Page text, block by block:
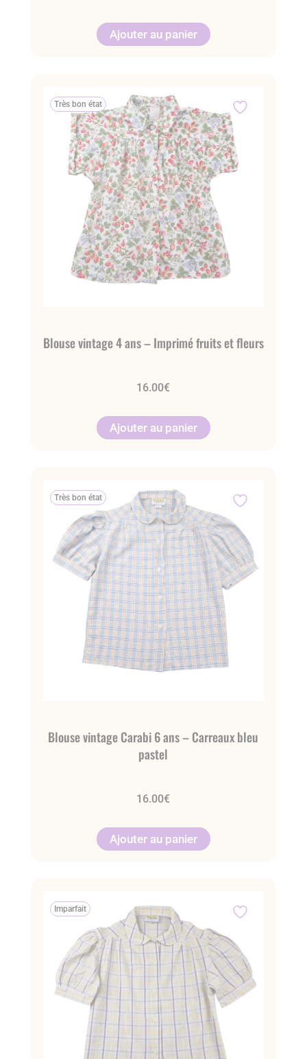
Ajouter au panier
Très bon état
Blouse vintage 4 ans – Imprimé fruits et fleurs
16.00€
Ajouter au panier
Très bon état
Blouse vintage Carabi 6 ans – Carreaux bleu
pastel
16.00€
Ajouter au panier
Imparfait